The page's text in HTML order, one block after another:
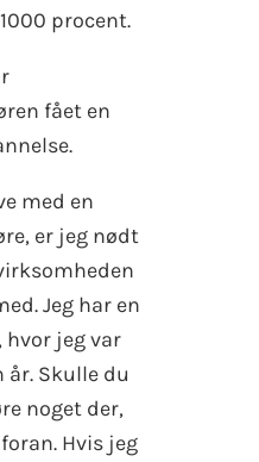
procent.
fået en
med en
er jeg nødt
Jeg har en
jeg var
år. Skulle du
noget der,
Hvis jeg